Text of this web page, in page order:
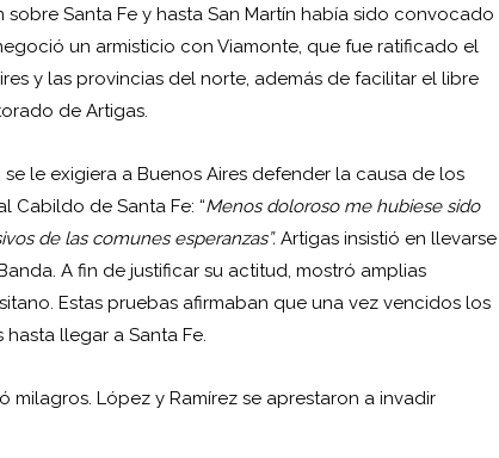
Santa Fe y hasta San Martín había sido convocado
un armisticio con Viamonte, que fue ratificado el
y las provincias del norte, además de facilitar el libre
de Artigas.
le exigiera a Buenos Aires defender la causa de los
Cabildo de Santa Fe: “Menos doloroso me hubiese sido
de las comunes esperanzas”. Artigas insistió en llevarse
A fin de justificar su actitud, mostró amplias
Estas pruebas afirmaban que una vez vencidos los
llegar a Santa Fe.
López y Ramírez se aprestaron a invadir